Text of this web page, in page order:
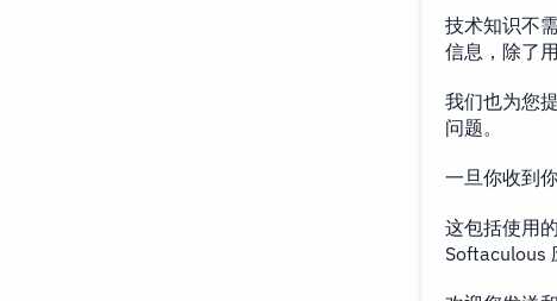
技术知识不
信息，除了
我们也为您
问题。
一旦你收到
这包括使用
Softaculous